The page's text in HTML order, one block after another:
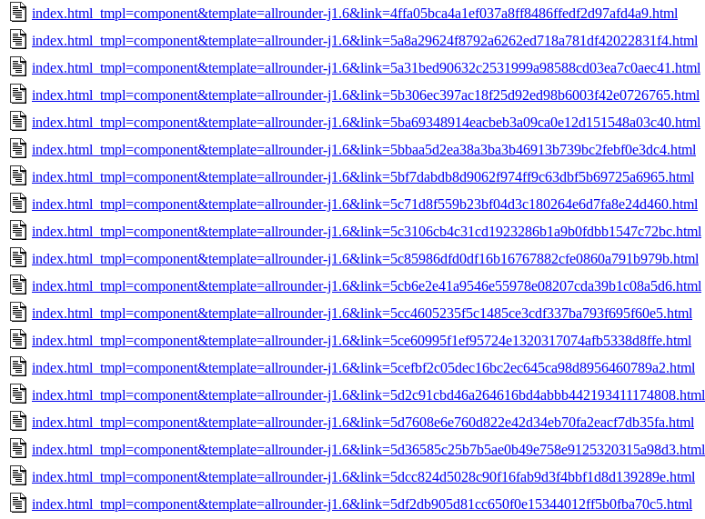
index.html_tmpl=component&template=allrounder-j1.6&link=4ffa05bca4a1ef037a8ff8486ffedf2d97afd4a9.html
index.html_tmpl=component&template=allrounder-j1.6&link=5a8a29624f8792a6262ed718a781df42022831f4.html
index.html_tmpl=component&template=allrounder-j1.6&link=5a31bed90632c2531999a98588cd03ea7c0aec41.html
index.html_tmpl=component&template=allrounder-j1.6&link=5b306ec397ac18f25d92ed98b6003f42e0726765.html
index.html_tmpl=component&template=allrounder-j1.6&link=5ba69348914eacbeb3a09ca0e12d151548a03c40.html
index.html_tmpl=component&template=allrounder-j1.6&link=5bbaa5d2ea38a3ba3b46913b739bc2febf0e3dc4.html
index.html_tmpl=component&template=allrounder-j1.6&link=5bf7dabdb8d9062f974ff9c63dbf5b69725a6965.html
index.html_tmpl=component&template=allrounder-j1.6&link=5c71d8f559b23bf04d3c180264e6d7fa8e24d460.html
index.html_tmpl=component&template=allrounder-j1.6&link=5c3106cb4c31cd1923286b1a9b0fdbb1547c72bc.html
index.html_tmpl=component&template=allrounder-j1.6&link=5c85986dfd0df16b16767882cfe0860a791b979b.html
index.html_tmpl=component&template=allrounder-j1.6&link=5cb6e2e41a9546e55978e08207cda39b1c08a5d6.html
index.html_tmpl=component&template=allrounder-j1.6&link=5cc4605235f5c1485ce3cdf337ba793f695f60e5.html
index.html_tmpl=component&template=allrounder-j1.6&link=5ce60995f1ef95724e1320317074afb5338d8ffe.html
index.html_tmpl=component&template=allrounder-j1.6&link=5cefbf2c05dec16bc2ec645ca98d8956460789a2.html
index.html_tmpl=component&template=allrounder-j1.6&link=5d2c91cbd46a264616bd4abbb442193411174808.html
index.html_tmpl=component&template=allrounder-j1.6&link=5d7608e6e760d822e42d34eb70fa2eacf7db35fa.html
index.html_tmpl=component&template=allrounder-j1.6&link=5d36585c25b7b5ae0b49e758e9125320315a98d3.html
index.html_tmpl=component&template=allrounder-j1.6&link=5dcc824d5028c90f16fab9d3f4bbf1d8d139289e.html
index.html_tmpl=component&template=allrounder-j1.6&link=5df2db905d81cc650f0e15344012ff5b0fba70c5.html